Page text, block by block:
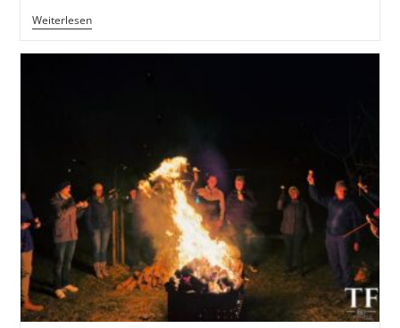
WeiterlesenMentalsatz
April